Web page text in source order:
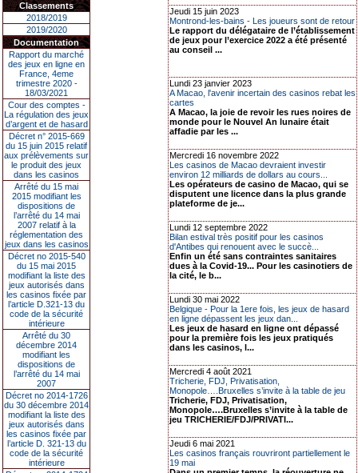
Classements
2018/2019
2019/2020
Documentation
Rapport du marché
des jeux en ligne en
France, 4eme
trimestre 2020 -
18/03/2021
Cour des comptes -
La régulation des jeux
d’argent et de hasard
Décret n° 2015-669
du 15 juin 2015 relatif
aux prélèvements sur
le produit des jeux
dans les casinos
Arrêté du 15 mai
2015 modifiant les
dispositions de
l’arrêté du 14 mai
2007 relatif à la
réglementation des
jeux dans les casinos
Décret no 2015-540
du 15 mai 2015
modifiant la liste des
jeux autorisés dans
les casinos fixée par
l’article D.321-13 du
code de la sécurité
intérieure
Arrêté du 30
décembre 2014
modifiant les
dispositions de
l’arrêté du 14 mai
2007
Décret no 2014-1726
du 30 décembre 2014
modifiant la liste des
jeux autorisés dans
les casinos fixée par
l’article D. 321-13 du
code de la sécurité
intérieure
Jeudi 15 juin 2023
Montrond-les-bains - Les joueurs sont de retour
Le rapport du délégataire de l’établissement
de jeux pour l’exercice 2022 a été présenté
au conseil ...
Lundi 23 janvier 2023
A Macao, l'avenir incertain des casinos rebat les
cartes
A Macao, la joie de revoir les rues noires de
monde pour le Nouvel An lunaire était
affadie par les ...
Mercredi 16 novembre 2022
Les casinos de Macao devraient investir
environ 12 milliards de dollars au cours...
Les opérateurs de casino de Macao, qui se
disputent une licence dans la plus grande
plateforme de je...
Lundi 12 septembre 2022
Bilan estival très positif pour les casinos
d'Antibes qui renouent avec le succè...
Enfin un été sans contraintes sanitaires
dues à la Covid-19... Pour les casinotiers de
la cité, le b...
Lundi 30 mai 2022
Belgique - Pour la 1ere fois, les jeux de hasard
en ligne dépassent les jeux dan...
Les jeux de hasard en ligne ont dépassé
pour la première fois les jeux pratiqués
dans les casinos, l...
Mercredi 4 août 2021
Tricherie, FDJ, Privatisation,
Monopole….Bruxelles s’invite à la table de jeu
Tricherie, FDJ, Privatisation,
Monopole….Bruxelles s’invite à la table de
jeu TRICHERIE/FDJ/PRIVATI...
Jeudi 6 mai 2021
Les casinos français rouvriront partiellement le
19 mai